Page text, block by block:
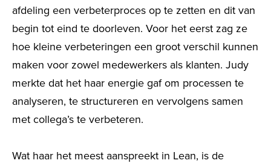
afdeling een verbeterproces op te zetten en dit van
begin tot eind te doorleven. Voor het eerst zag ze
hoe kleine verbeteringen een groot verschil kunnen
maken voor zowel medewerkers als klanten. Judy
merkte dat het haar energie gaf om processen te
analyseren, te structureren en vervolgens samen
met collega’s te verbeteren.
Wat haar het meest aanspreekt in Lean, is de